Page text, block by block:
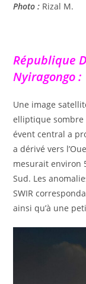
Photo : Rizal M.
République
Nyiragongo :
Une image
elliptique sombre
évent central a
a dérivé vers
mesurait environ
Sud. Les
SWIR
ainsi qu’à une